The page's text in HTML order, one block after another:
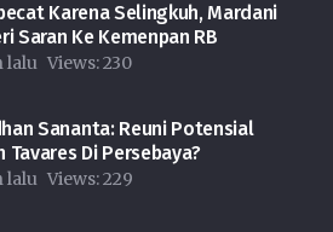
Karena Selingkuh, Mardani
Saran Ke Kemenpan RB
lalu Views:230
Sananta: Reuni Potensial
Tavares Di Persebaya?
lalu Views:229